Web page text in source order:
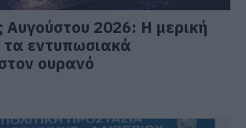
Αυγούστου 2026: Η μερική
τα εντυπωσιακά
ουρανό